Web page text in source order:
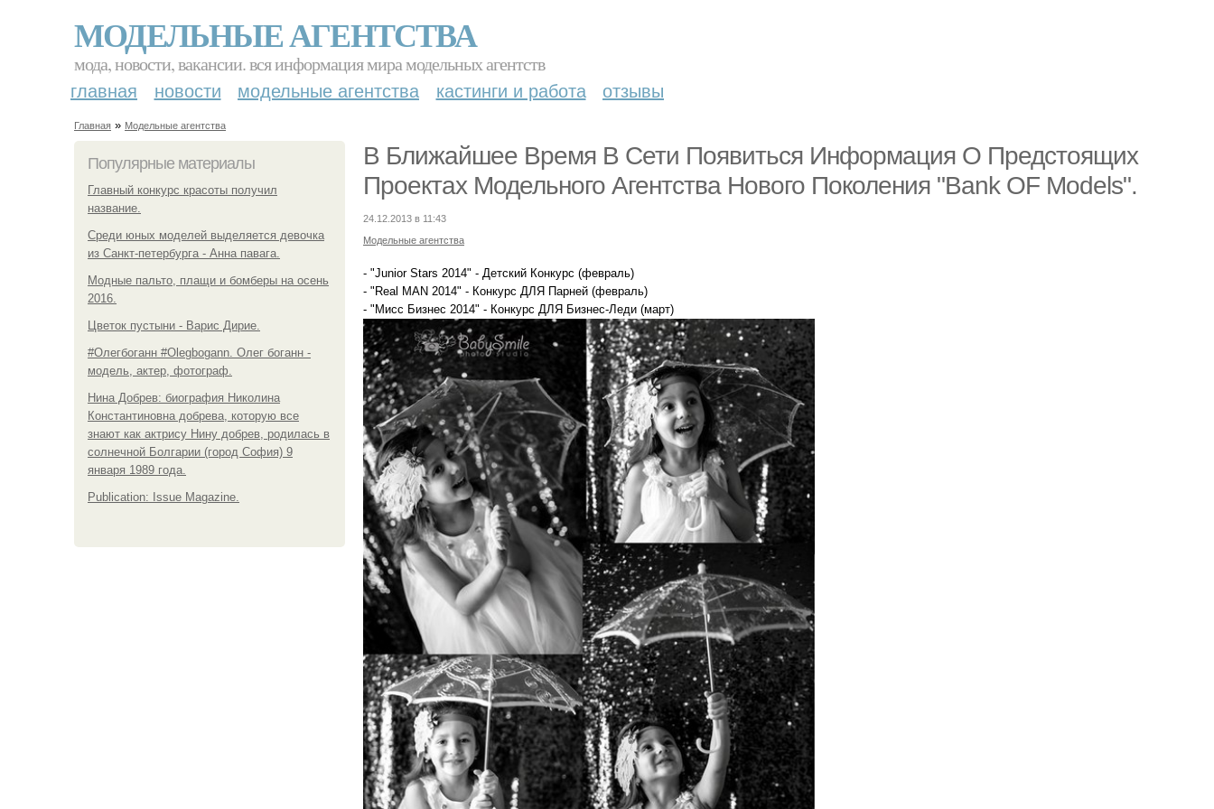
МОДЕЛЬНЫЕ АГЕНТСТВА
мода, новости, вакансии. вся информация мира модельных агентств
главная новости модельные агентства кастинги и работа отзывы
Главная » Модельные агентства
Популярные материалы
Главный конкурс красоты получил
название.
Среди юных моделей выделяется девочка
из Санкт-петербурга - Анна павага.
Модные пальто, плащи и бомберы на осень
2016.
Цветок пустыни - Варис Дирие.
#Олегбоганн #Olegbogann. Олег боганн -
модель, актер, фотограф.
Нина Добрев: биография Николина
Константиновна добрева, которую все
знают как актрису Нину добрев, родилась в
солнечной Болгарии (город София) 9
января 1989 года.
Publication: Issue Magazine.
В Ближайшее Время В Сети Появиться Информация О Предстоящих
Проектах Модельного Агентства Нового Поколения "Bank OF Models".
24.12.2013 в 11:43
Модельные агентства
- "Junior Stars 2014" - Детский Конкурс (февраль)
- "Real MAN 2014" - Конкурс ДЛЯ Парней (февраль)
- "Мисс Бизнес 2014" - Конкурс ДЛЯ Бизнес-Леди (март)